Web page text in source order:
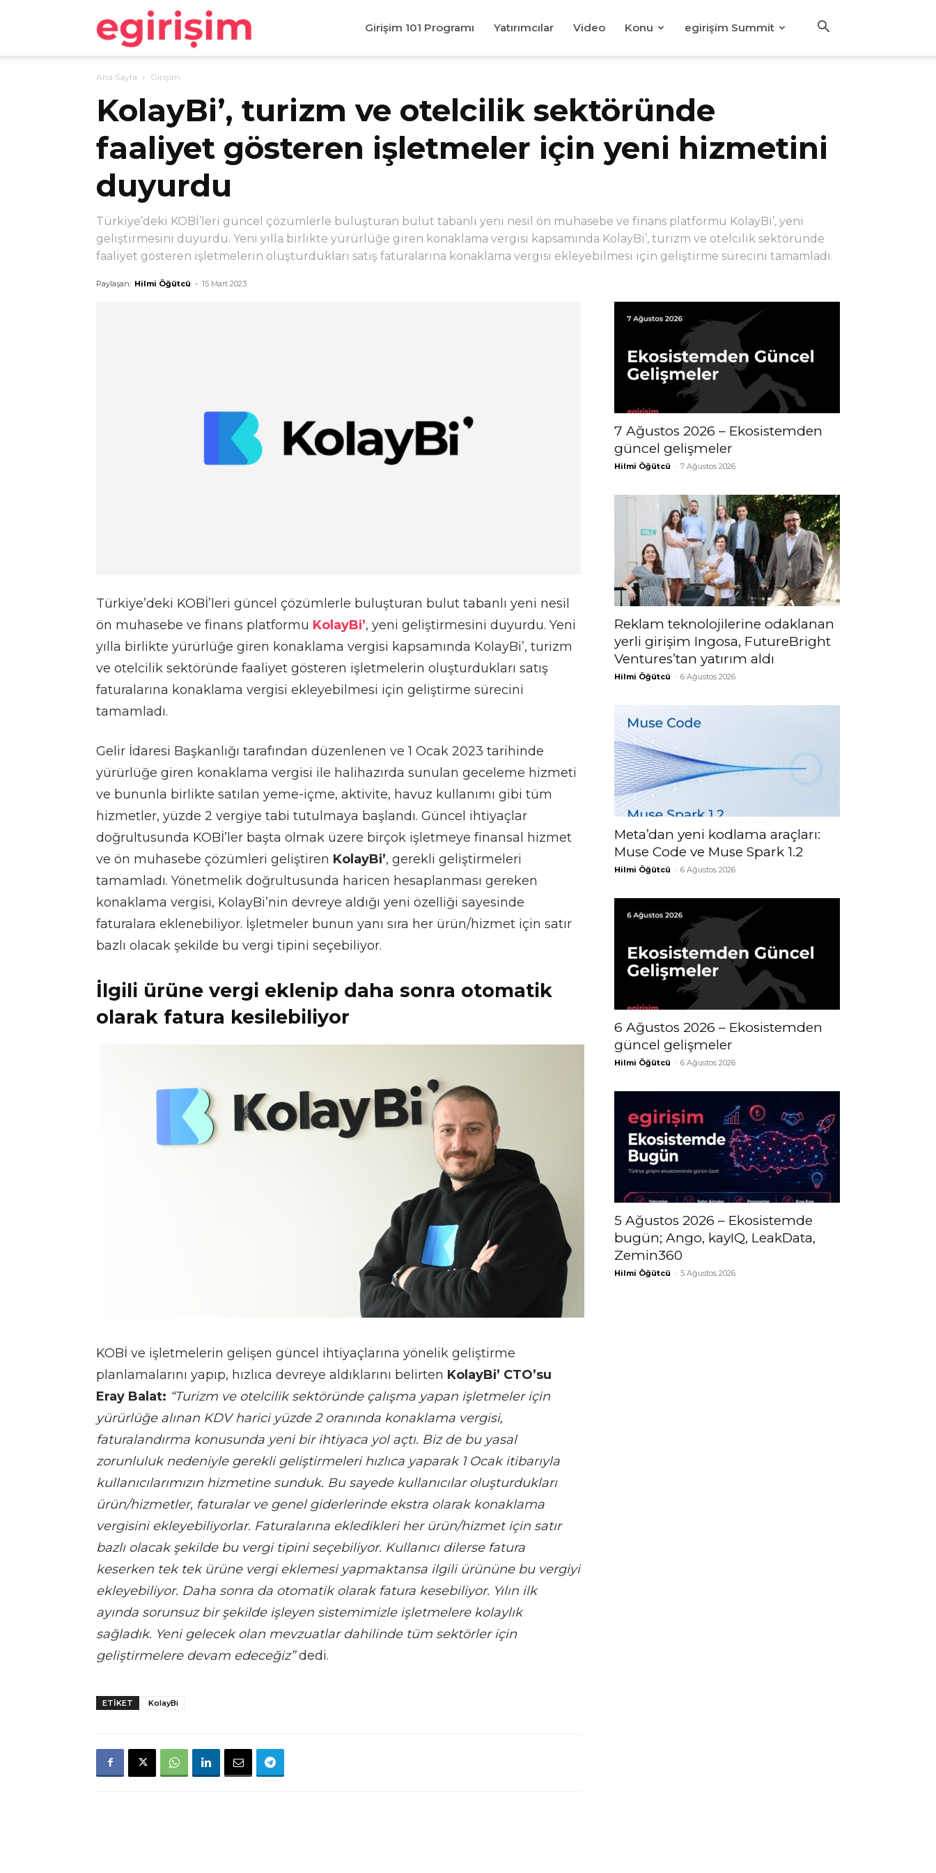
egirişim Girişim 101 Programı Yatırımcılar Video Konu egirişim Summit
Ana Sayfa Girişim
KolayBi’, turizm ve otelcilik sektöründe
faaliyet gösteren işletmeler için yeni hizmetini
duyurdu
Türkiye’deki KOBİ’leri güncel çözümlerle buluşturan bulut tabanlı yeni nesil ön muhasebe ve finans platformu KolayBi’, yeni
geliştirmesini duyurdu. Yeni yılla birlikte yürürlüğe giren konaklama vergisi kapsamında KolayBi’, turizm ve otelcilik sektöründe
faaliyet gösteren işletmelerin oluşturdukları satış faturalarına konaklama vergisi ekleyebilmesi için geliştirme sürecini tamamladı.
Paylaşan: Hilmi Öğütcü - 15 Mart 2023
Türkiye’deki KOBİ’leri güncel çözümlerle buluşturan bulut tabanlı yeni nesil
ön muhasebe ve finans platformu KolayBi’, yeni geliştirmesini duyurdu. Yeni
yılla birlikte yürürlüğe giren konaklama vergisi kapsamında KolayBi’, turizm
ve otelcilik sektöründe faaliyet gösteren işletmelerin oluşturdukları satış
faturalarına konaklama vergisi ekleyebilmesi için geliştirme sürecini
tamamladı.
Gelir İdaresi Başkanlığı tarafından düzenlenen ve 1 Ocak 2023 tarihinde
yürürlüğe giren konaklama vergisi ile halihazırda sunulan geceleme hizmeti
ve bununla birlikte satılan yeme-içme, aktivite, havuz kullanımı gibi tüm
hizmetler, yüzde 2 vergiye tabi tutulmaya başlandı. Güncel ihtiyaçlar
doğrultusunda KOBİ’ler başta olmak üzere birçok işletmeye finansal hizmet
ve ön muhasebe çözümleri geliştiren KolayBi’, gerekli geliştirmeleri
tamamladı. Yönetmelik doğrultusunda haricen hesaplanması gereken
konaklama vergisi, KolayBi’nin devreye aldığı yeni özelliği sayesinde
faturalara eklenebiliyor. İşletmeler bunun yanı sıra her ürün/hizmet için satır
bazlı olacak şekilde bu vergi tipini seçebiliyor.
İlgili ürüne vergi eklenip daha sonra otomatik
olarak fatura kesilebiliyor
KOBİ ve işletmelerin gelişen güncel ihtiyaçlarına yönelik geliştirme
planlamalarını yapıp, hızlıca devreye aldıklarını belirten KolayBi’ CTO’su
Eray Balat: “Turizm ve otelcilik sektöründe çalışma yapan işletmeler için
yürürlüğe alınan KDV harici yüzde 2 oranında konaklama vergisi,
faturalandırma konusunda yeni bir ihtiyaca yol açtı. Biz de bu yasal
zorunluluk nedeniyle gerekli geliştirmeleri hızlıca yaparak 1 Ocak itibarıyla
kullanıcılarımızın hizmetine sunduk. Bu sayede kullanıcılar oluşturdukları
ürün/hizmetler, faturalar ve genel giderlerinde ekstra olarak konaklama
vergisini ekleyebiliyorlar. Faturalarına ekledikleri her ürün/hizmet için satır
bazlı olacak şekilde bu vergi tipini seçebiliyor. Kullanıcı dilerse fatura
keserken tek tek ürüne vergi eklemesi yapmaktansa ilgili ürününe bu vergiyi
ekleyebiliyor. Daha sonra da otomatik olarak fatura kesebiliyor. Yılın ilk
ayında sorunsuz bir şekilde işleyen sistemimizle işletmelere kolaylık
sağladık. Yeni gelecek olan mevzuatlar dahilinde tüm sektörler için
geliştirmelere devam edeceğiz”dedi.
ETIKET KolayBi
7 Ağustos 2026 – Ekosistemden
güncel gelişmeler
Hilmi Öğütcü - 7 Ağustos 2026
Reklam teknolojilerine odaklanan
yerli girişim Ingosa, FutureBright
Ventures’tan yatırım aldı
Hilmi Öğütcü - 6 Ağustos 2026
Meta’dan yeni kodlama araçları:
Muse Code ve Muse Spark 1.2
Hilmi Öğütcü - 6 Ağustos 2026
6 Ağustos 2026 – Ekosistemden
güncel gelişmeler
Hilmi Öğütcü - 6 Ağustos 2026
5 Ağustos 2026 – Ekosistemde
bugün; Ango, kayIQ, LeakData,
Zemin360
Hilmi Öğütcü - 5 Ağustos 2026